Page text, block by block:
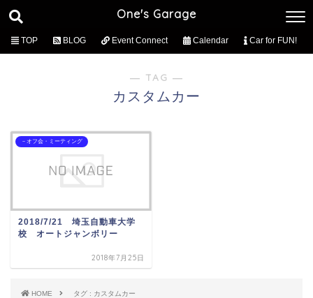
One's Garage
TOP BLOG Event Connect Calendar Car for FUN!
― TAG ―
カスタムカー
－オフ会・ミーティング
2018/7/21 埼玉自動車大学
校 オートジャンボリー
2018年7月25日
HOME タグ : カスタムカー